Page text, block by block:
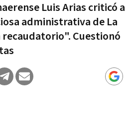
Luis Arias criticó a
administrativa de La
Cuestionó